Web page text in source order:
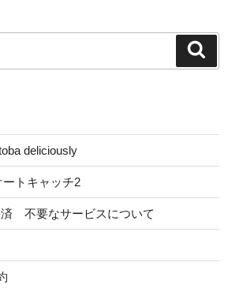
deliciously
トキャッチ2
不要なサービスについて